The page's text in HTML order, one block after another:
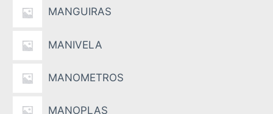
MANGUIRAS
MANIVELA
MANOMETROS
MANOPLAS